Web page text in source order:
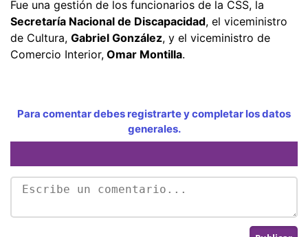
Fue una gestión de los funcionarios de la CSS, la
Secretaría Nacional de Discapacidad, el viceministro
de Cultura, Gabriel González, y el viceministro de
Comercio Interior, Omar Montilla.
Para comentar debes registrarte y completar los datos
generales.